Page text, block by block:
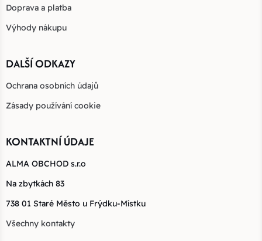
Doprava a platba
Výhody nákupu
DALŠÍ ODKAZY
Ochrana osobních údajů
Zásady používání cookie
KONTAKTNÍ ÚDAJE
ALMA OBCHOD s.r.o
Na zbytkách 83
738 01 Staré Město u Frýdku-Místku
Všechny kontakty